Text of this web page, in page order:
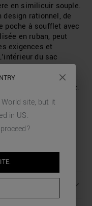
en similicuir souple.
rationnel, de
poche à soufflet avec
en ruban, peut
exigences et
du sac
à fermeture
gravé sur le
pour un effet mat.
codes de réduction
site, but it
in US.